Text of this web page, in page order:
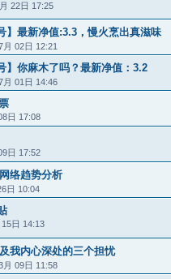
22日 17:25
】最新净值:3.3，慢火烹出真滋味
月 02日 12:21
】你麻木了吗？最新净值：3.2
月 01日 14:46
日 17:08
日 17:52
络趋势分析
日 10:04
日 14:13
我内心深处的三个担忧
月 09日 11:58